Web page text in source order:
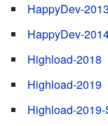
HappyDev-2013
HappyDev-
Highload-2018
Highload-2019
Highload-